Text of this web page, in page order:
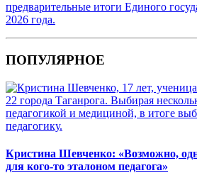
предварительные итоги Единого
2026 года.
ПОПУЛЯРНОЕ
Кристина Шевченко: «Возможно,
для кого-то эталоном педагога»